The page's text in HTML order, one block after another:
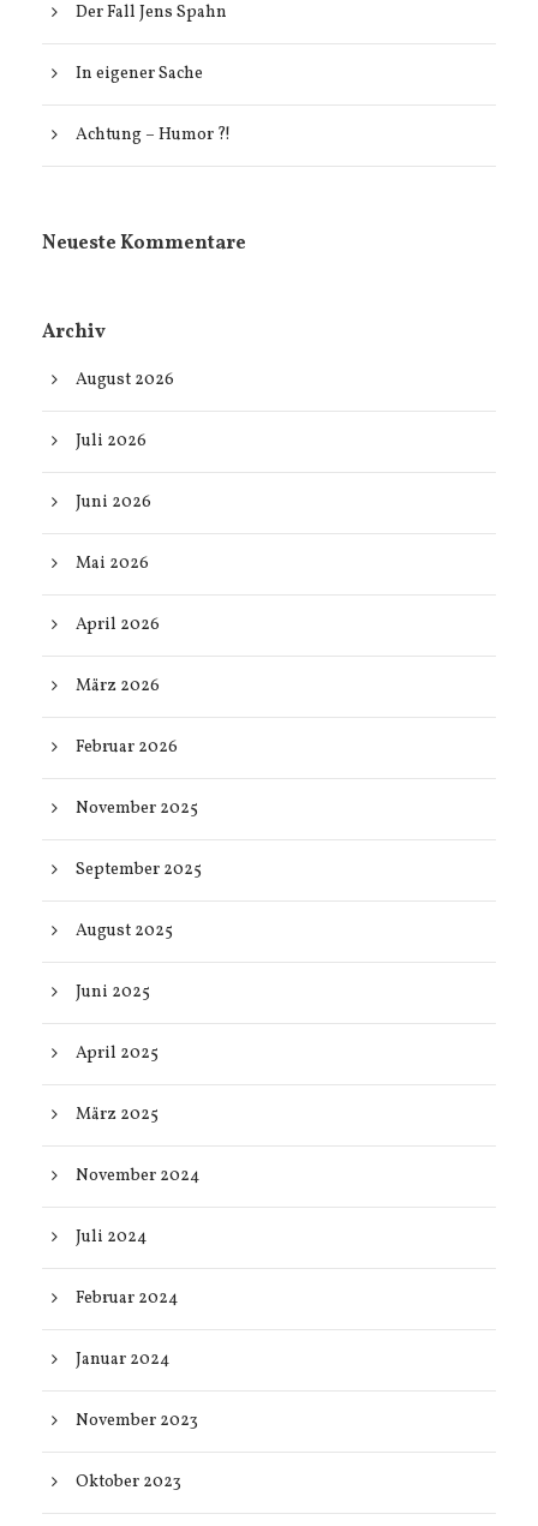
Der Fall Jens Spahn
In eigener Sache
Achtung – Humor ?!
Neueste Kommentare
Archiv
August 2026
Juli 2026
Juni 2026
Mai 2026
April 2026
März 2026
Februar 2026
November 2025
September 2025
August 2025
Juni 2025
April 2025
März 2025
November 2024
Juli 2024
Februar 2024
Januar 2024
November 2023
Oktober 2023